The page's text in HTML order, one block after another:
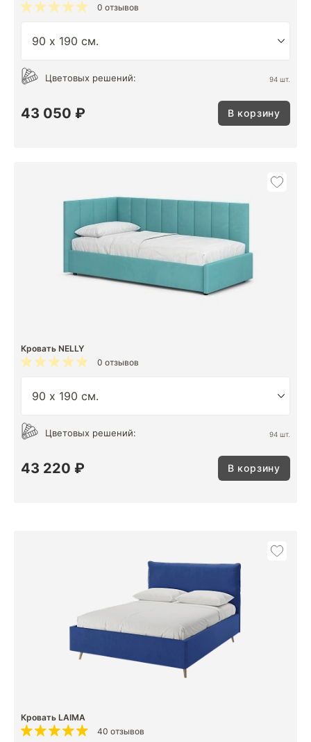
0 отзывов
Цветовых решений: 94 шт.
43 050 ₽ В корзину
Кровать NELLY
0 отзывов
Цветовых решений: 94 шт.
43 220 ₽ В корзину
Кровать LAIMA
40 отзывов